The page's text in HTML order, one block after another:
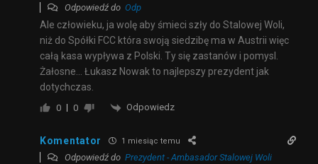
Odpowiedź do Odp
Ale człowieku, ja wolę aby śmieci szły do Stalowej Woli,
niż do Spółki FCC która swoją siedzibę ma w Austrii więc
całą kasa wypływa z Polski. Ty się zastanów i pomysl.
Żałosne… Łukasz Nowak to najlepszy prezydent jak
dotychczas.
0 0 Odpowiedz
Komentator 1 miesiąc temu
Odpowiedź do Prezydent - Ambasador Stalowej Woli